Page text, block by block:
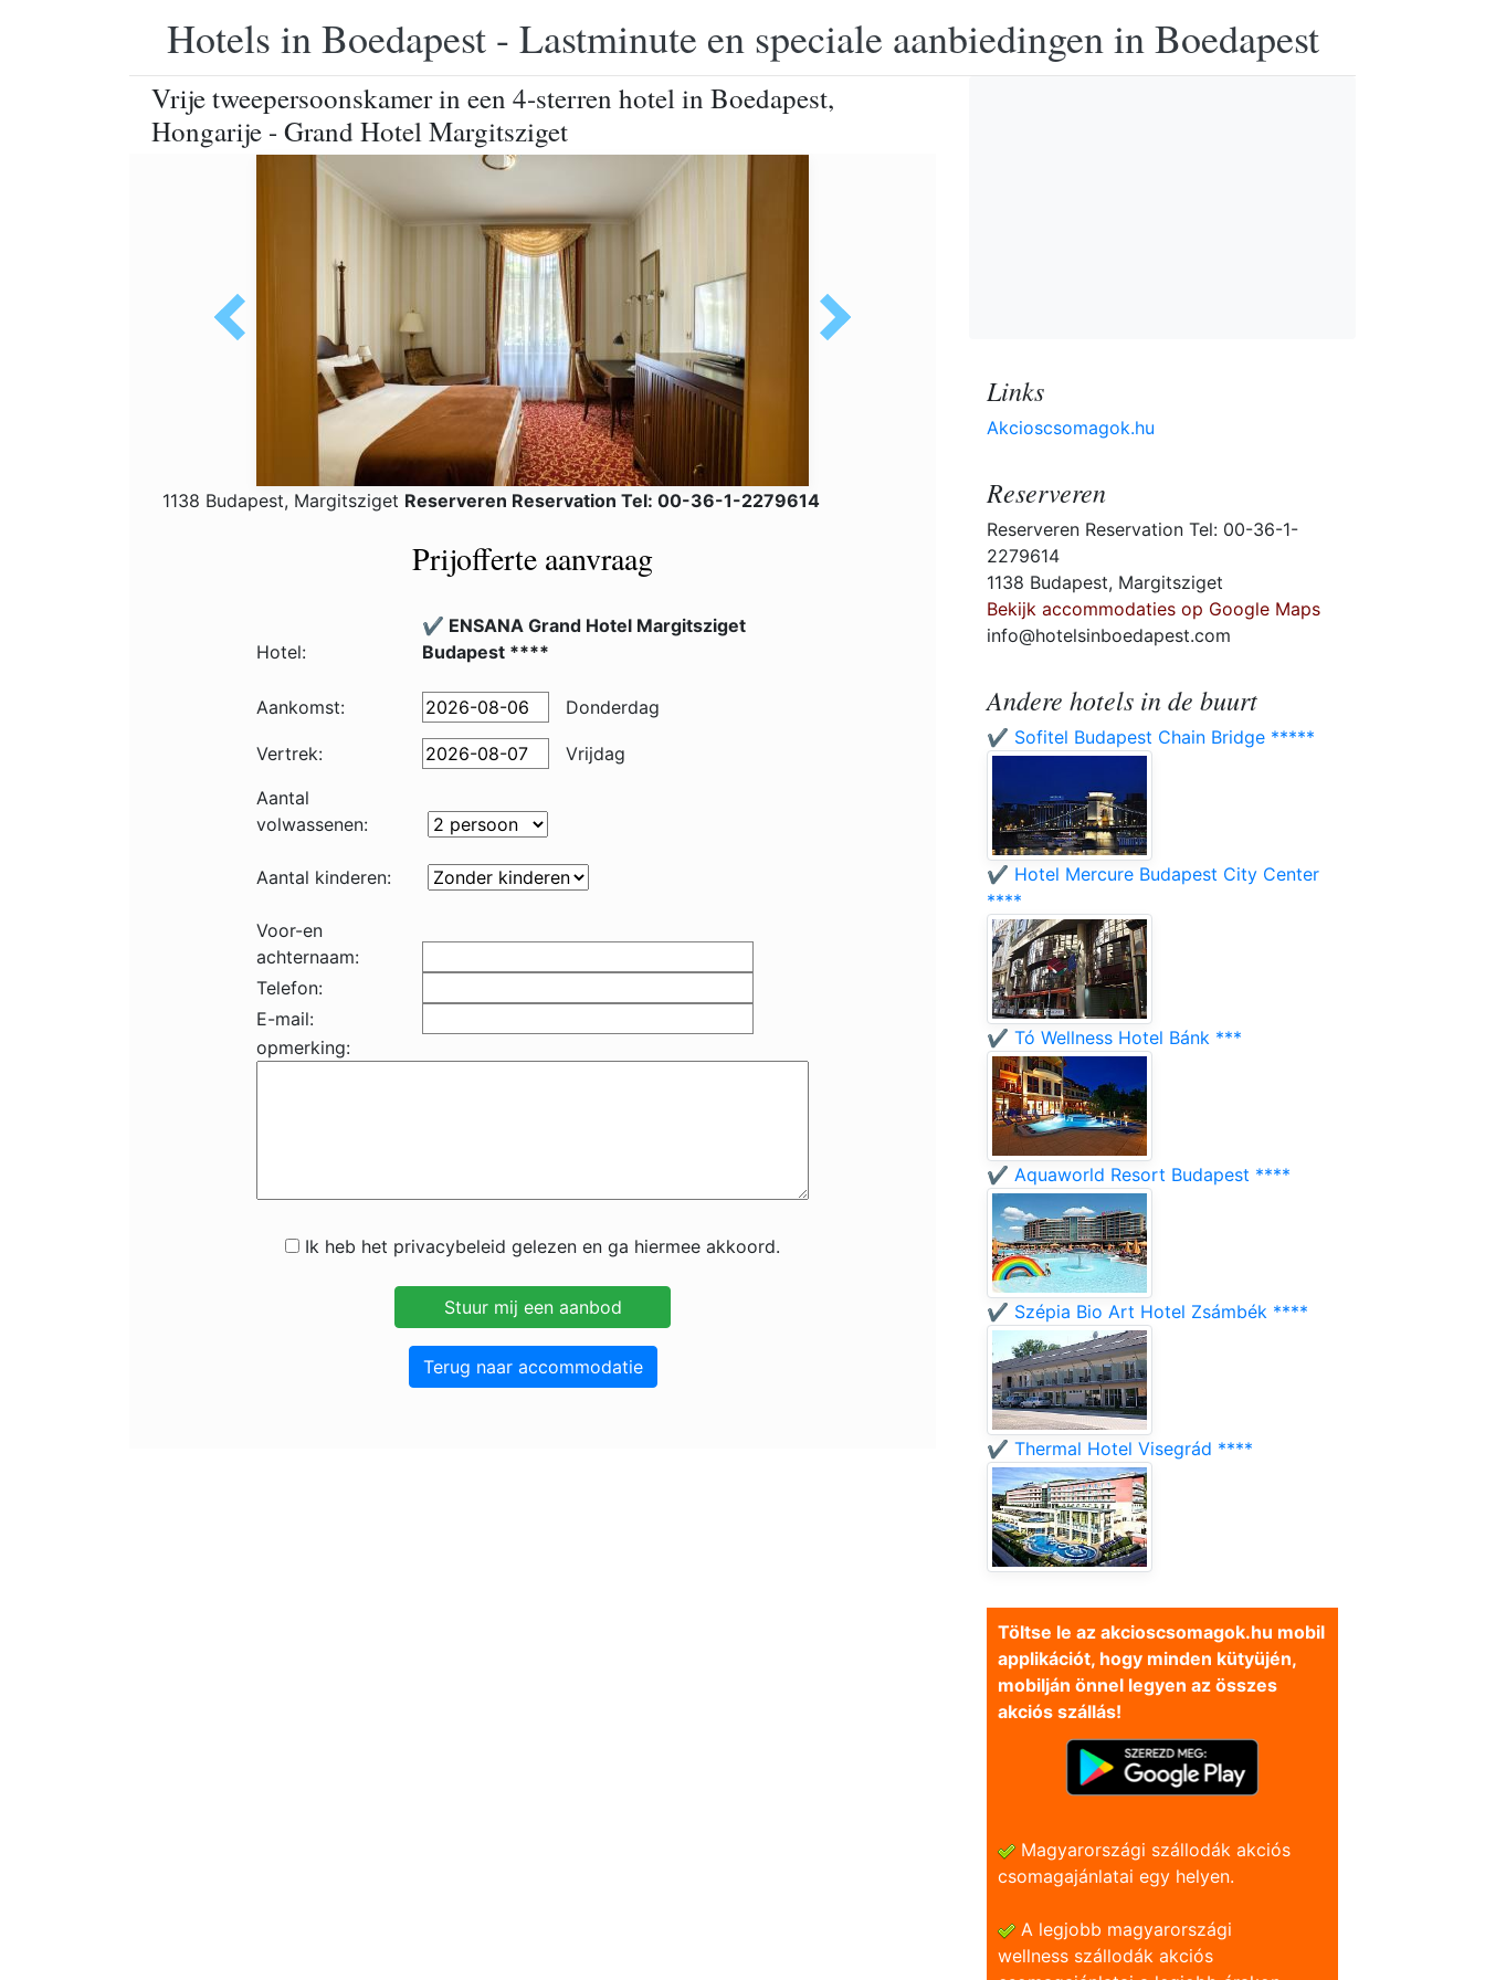
Hotels in Boedapest - Lastminute en speciale aanbiedingen in Boedapest
Vrije tweepersoonskamer in een 4-sterren hotel in Boedapest,
Hongarije - Grand Hotel Margitsziget
1138 Budapest, Margitsziget Reserveren Reservation Tel: 00-36-1-2279614
Prijofferte aanvraag
Hotel:
✔️ ENSANA Grand Hotel Margitsziget
Budapest ****
Aankomst: Donderdag
Vertrek:
Vrijdag
Aantal
volwassenen:
Aantal kinderen:
Voor-en
achternaam:
Telefon:
E-mail:
opmerking:
Ik heb het privacybeleid gelezen en ga hiermee akkoord.
Terug naar accommodatie
Links
Akcioscsomagok.hu
Reserveren
Reserveren Reservation Tel: 00-36-1-
2279614
1138 Budapest, Margitsziget
Bekijk accommodaties op Google Maps
info@hotelsinboedapest.com
Andere hotels in de buurt
✔️ Sofitel Budapest Chain Bridge *****
✔️ Hotel Mercure Budapest City Center
****
✔️ Tó Wellness Hotel Bánk ***
✔️ Aquaworld Resort Budapest ****
✔️ Szépia Bio Art Hotel Zsámbék ****
✔️ Thermal Hotel Visegrád ****
Töltse le az akcioscsomagok.hu mobil
applikációt, hogy minden kütyüjén,
mobilján önnel legyen az összes
akciós szállás!
Magyarországi szállodák akciós
csomagajánlatai egy helyen.
A legjobb magyarországi
wellness szállodák akciós